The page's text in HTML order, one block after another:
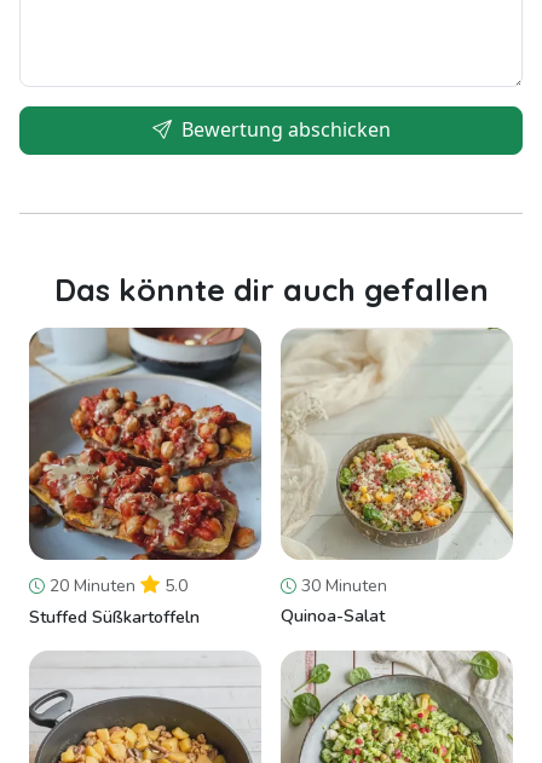
Bewertung abschicken
Das könnte dir auch gefallen
20 Minuten
5.0
Stuffed Süßkartoffeln
30 Minuten
Quinoa-Salat